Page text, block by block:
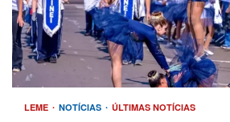
LEME NOTÍCIAS ÚLTIMAS NOTÍCIAS